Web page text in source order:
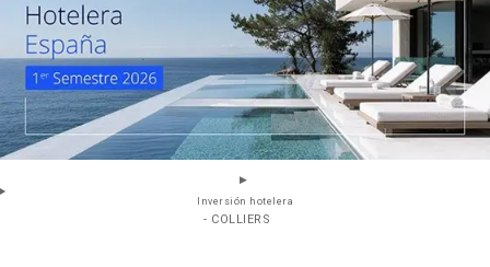
Inversión hotelera
- COLLIERS